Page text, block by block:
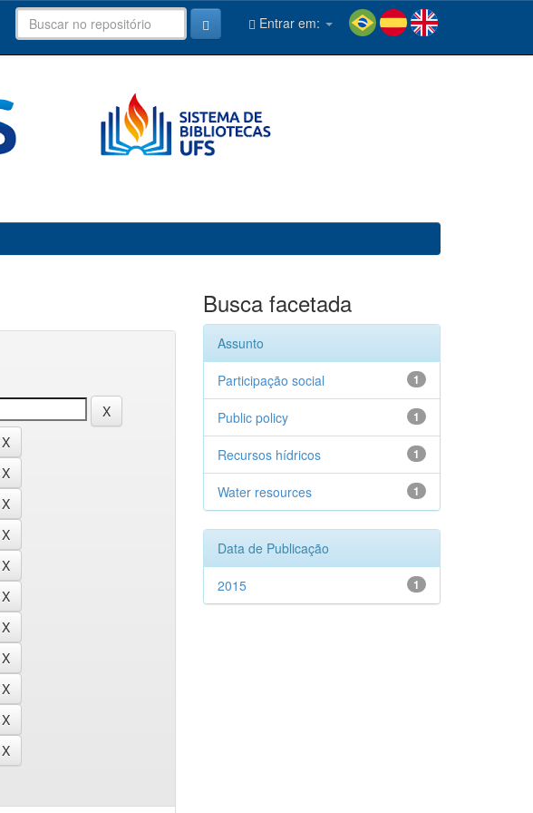
Entrar em:
Busca facetada
Assunto
1
Participação social
1
Public policy
1
Recursos hídricos
1
Water resources
Data de Publicação
1
2015